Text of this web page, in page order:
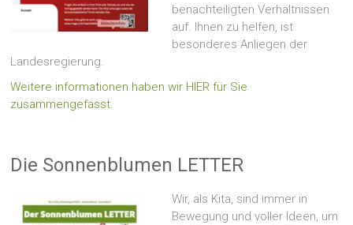
benachteiligten Verhältnissen
auf. Ihnen zu helfen, ist
besonderes Anliegen der
Landesregierung.
Weitere informationen haben wir HIER für Sie
zusammengefasst.
Die Sonnenblumen LETTER
Wir, als Kita, sind immer in
Bewegung und voller Ideen, um